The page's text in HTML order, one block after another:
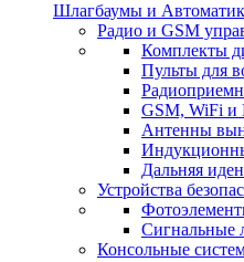
Шлагбаумы и
Радио и GSM
Комплекты
Пульты для
GSM, WiFi и
Антенны
Дальняя
Устройства
Сигнальные
Консольные